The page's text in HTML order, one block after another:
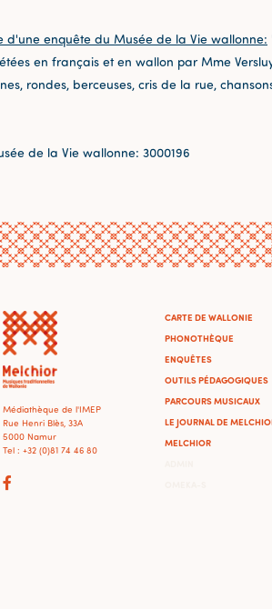
d'une enquête du Musée de la Vie wallonne:
en français et en wallon par Mme
rondes, berceuses, cris de la rue,
de la Vie wallonne: 3000196
Médiathèque de l'IMEP
Rue Henri Blès, 33A
5000 Namur
Tel : +32 (0)81 74 46 80
CARTE DE WALLONIE
PHONOTHÈQUE
ENQUÊTES
OUTILS PÉDAGOGIQUES
PARCOURS MUSICAUX
LE JOURNAL DE
MELCHIOR